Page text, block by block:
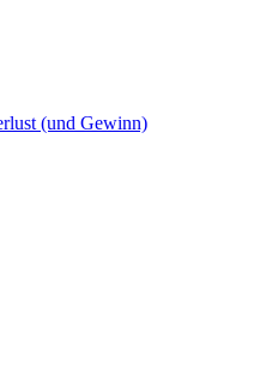
(und Gewinn)